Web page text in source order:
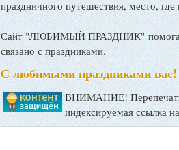
праздничного путешествия, место,
Сайт "ЛЮБИМЫЙ ПРАЗДНИК"
связано с праздниками.
С любимыми праздниками
ВНИМАНИЕ!
индексируемая ссылка